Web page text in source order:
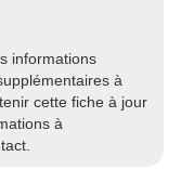
informations
à
cette fiche à jour
à